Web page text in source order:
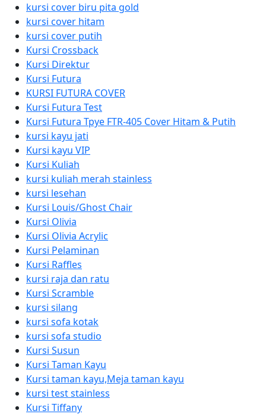
kursi cover biru pita gold
kursi cover hitam
kursi cover putih
Kursi Crossback
Kursi Direktur
Kursi Futura
KURSI FUTURA COVER
Kursi Futura Test
Kursi Futura Tpye FTR-405 Cover Hitam & Putih
kursi kayu jati
Kursi kayu VIP
Kursi Kuliah
kursi kuliah merah stainless
kursi lesehan
Kursi Louis/Ghost Chair
Kursi Olivia
Kursi Olivia Acrylic
Kursi Pelaminan
Kursi Raffles
kursi raja dan ratu
Kursi Scramble
kursi silang
kursi sofa kotak
kursi sofa studio
Kursi Susun
Kursi Taman Kayu
Kursi taman kayu,Meja taman kayu
kursi test stainless
Kursi Tiffany